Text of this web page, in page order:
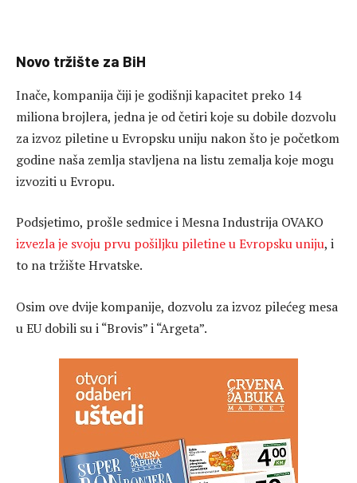
Novo tržište za BiH
Inače, kompanija čiji je godišnji kapacitet preko 14
miliona brojlera, jedna je od četiri koje su dobile dozvolu
za izvoz piletine u Evropsku uniju nakon što je početkom
godine naša zemlja stavljena na listu zemalja koje mogu
izvoziti u Evropu.
Podsjetimo, prošle sedmice i Mesna Industrija OVAKO
izvezla je svoju prvu pošiljku piletine u Evropsku uniju, i
to na tržište Hrvatske.
Osim ove dvije kompanije, dozvolu za izvoz pilećeg mesa
u EU dobili su i “Brovis” i “Argeta”.